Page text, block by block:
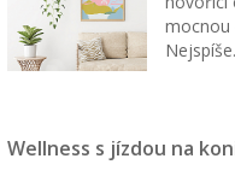
mocnou
Wellness s jízdou na